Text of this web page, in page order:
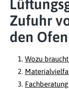
Zufuhr
den Ofen
Wozu